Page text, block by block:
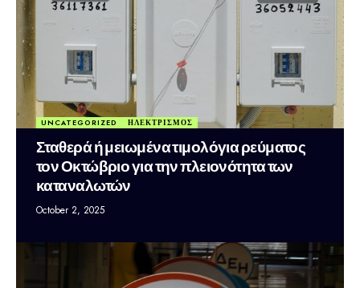
UNCATEGORIZED ΗΛΕΚΤΡΙΣΜΟΣ
Σταθερά ή μειωμένα τιμολόγια ρεύματος
τον Οκτώβριο για την πλειονότητα των
καταναλωτών
October 2, 2025